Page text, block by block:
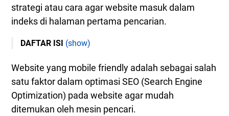
strategi atau cara agar website masuk dalam
indeks di halaman pertama pencarian.
DAFTAR ISI (show)
Cara SEO Website Mobile Friendly
Cara Mengetahui Blog / Website Mobile Friendly
Hasil Mobile Friendly Test<
Website yang mobile friendly adalah sebagai salah
satu faktor dalam optimasi SEO (Search Engine
Optimization) pada website agar mudah
ditemukan oleh mesin pencari.